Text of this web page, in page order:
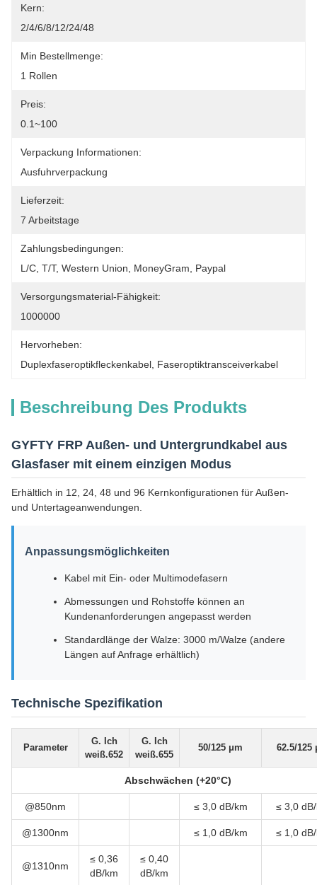
Kern:
2/4/6/8/12/24/48
Min Bestellmenge:
1 Rollen
Preis:
0.1~100
Verpackung Informationen:
Ausfuhrverpackung
Lieferzeit:
7 Arbeitstage
Zahlungsbedingungen:
L/C, T/T, Western Union, MoneyGram, Paypal
Versorgungsmaterial-Fähigkeit:
1000000
Hervorheben:
Duplexfaseroptikfleckenkabel Faseroptiktransceiverkabel
Beschreibung Des Produkts
GYFTY FRP Außen- und Untergrundkabel aus
Glasfaser mit einem einzigen Modus
Erhältlich in 12, 24, 48 und 96 Kernkonfigurationen für Außen-
und Untertageanwendungen.
Anpassungsmöglichkeiten
Kabel mit Ein- oder Multimodefasern
Abmessungen und Rohstoffe können an
Kundenanforderungen angepasst werden
Standardlänge der Walze: 3000 m/Walze (andere
Längen auf Anfrage erhältlich)
Technische Spezifikation
Parameter
G. Ich
weiß.652
G. Ich
weiß.655
50/125 μm 62.5/125
Abschwächen (+20°C)
@850nm ≤ 3,0 dB/km ≤ 3,0
@1300nm ≤ 1,0 dB/km ≤ 1,0
@1310nm
≤ 0,36
dB/km
≤ 0,40
dB/km